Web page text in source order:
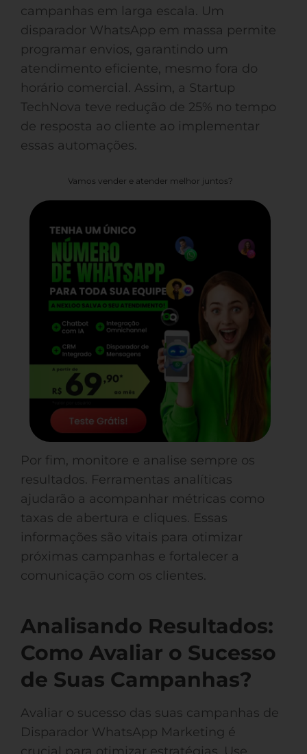
campanhas em larga escala. Um
disparador WhatsApp em massa permite
programar envios, garantindo um
atendimento eficiente, mesmo fora do
horário comercial. Assim, a Startup
TechNova teve redução de 25% no tempo
de resposta ao cliente ao implementar
essas automações.
Vamos vender e atender melhor juntos?
Por fim, monitore e analise sempre os
resultados. Ferramentas analíticas
ajudarão a acompanhar métricas como
taxas de abertura e cliques. Essas
informações são vitais para otimizar
próximas campanhas e fortalecer a
comunicação com os clientes.
Analisando Resultados:
Como Avaliar o Sucesso
de Suas Campanhas?
Avaliar o sucesso das suas campanhas de
Disparador WhatsApp Marketing é